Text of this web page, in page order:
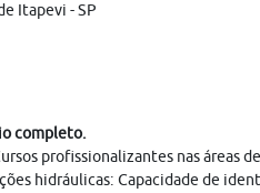
Itapevi -SP
completo.
profissionalizantes nas áreas
hidráulicas: Capacidade de